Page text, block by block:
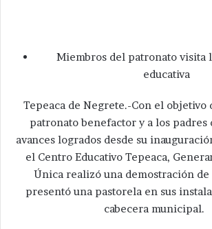
Miembros del patronato visita
educativa
Tepeaca de Negrete.-Con el objetivo
patronato benefactor y a los
avances logrados desde su
el Centro Educativo Tepeaca,
Única realizó una demostración de
presentó una pastorela en sus
cabecera municipal.